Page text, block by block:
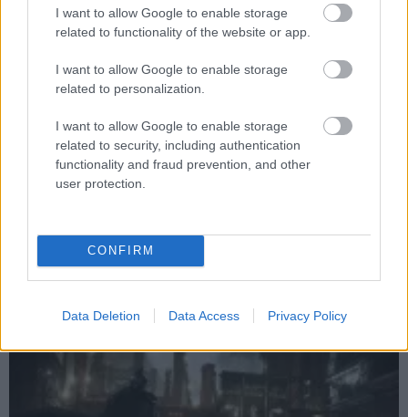
I want to allow Google to enable storage
related to functionality of the website or app.
I want to allow Google to enable storage
related to personalization.
I want to allow Google to enable storage
related to security, including authentication
functionality and fraud prevention, and other
user protection.
CONFIRM
Data Deletion Data Access Privacy Policy
| 2019.08.05 07:50
Miután a színész már több ikonikus rajzfilmben és játékban
is Batman hangját kölcsönözte, végre tényleg Bruce Wayne